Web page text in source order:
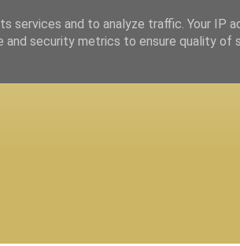
services and to analyze traffic. Your IP
and security metrics to ensure quality of